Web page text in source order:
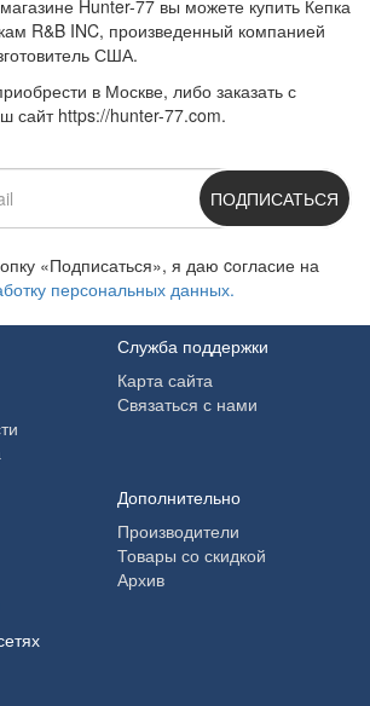
Hunter-77 вы можете купить Кепка
R&B INC, произведенный компанией
США.
в Москве, либо заказать с
сайт https://hunter-77.com.
ПОДПИСАТЬСЯ
«Подписаться», я даю cогласие на
персональных данных.
Служба поддержки
Карта сайта
Связаться с нами
Дополнительно
Производители
Товары со скидкой
Архив